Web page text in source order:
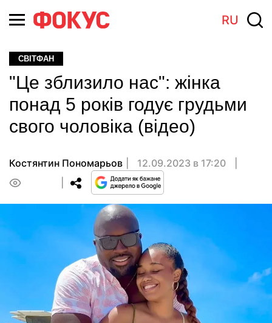
RU
СВІТФАН
"Це зблизило нас": жінка
понад 5 років годує грудьми
свого чоловіка (відео)
Костянтин Пономарьов
12.09.2023 в 17:20